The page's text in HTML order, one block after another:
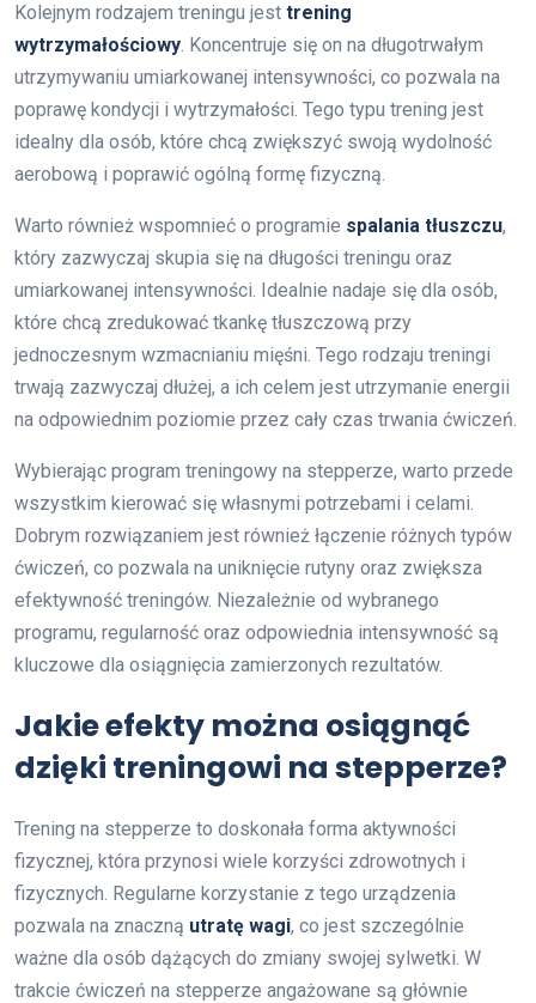
Kolejnym rodzajem treningu jest trening
wytrzymałościowy . Koncentruje się on na długotrwałym
utrzymywaniu umiarkowanej intensywności, co pozwala na
poprawę kondycji i wytrzymałości. Tego typu trening jest
idealny dla osób, które chcą zwiększyć swoją wydolność
aerobową i poprawić ogólną formę fizyczną.
Warto również wspomnieć o programie spalania tłuszczu,
który zazwyczaj skupia się na długości treningu oraz
umiarkowanej intensywności. Idealnie nadaje się dla osób,
które chcą zredukować tkankę tłuszczową przy
jednoczesnym wzmacnianiu mięśni. Tego rodzaju treningi
trwają zazwyczaj dłużej, a ich celem jest utrzymanie energii
na odpowiednim poziomie przez cały czas trwania ćwiczeń.
Wybierając program treningowy na stepperze, warto przede
wszystkim kierować się własnymi potrzebami i celami.
Dobrym rozwiązaniem jest również łączenie różnych typów
ćwiczeń, co pozwala na uniknięcie rutyny oraz zwiększa
efektywność treningów. Niezależnie od wybranego
programu, regularność oraz odpowiednia intensywność są
kluczowe dla osiągnięcia zamierzonych rezultatów.
Jakie efekty można osiągnąć
dzięki treningowi na stepperze?
Trening na stepperze to doskonała forma aktywności
fizycznej, która przynosi wiele korzyści zdrowotnych i
fizycznych. Regularne korzystanie z tego urządzenia
pozwala na znaczną utratę wagi, co jest szczególnie
ważne dla osób dążących do zmiany swojej sylwetki. W
trakcie ćwiczeń na stepperze angażowane są głównie